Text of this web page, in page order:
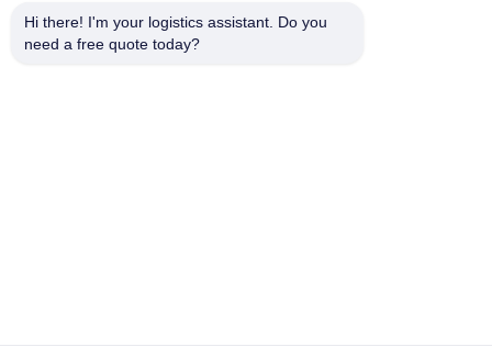
Hi there! I'm your logistics assistant. Do you
need a free quote today?